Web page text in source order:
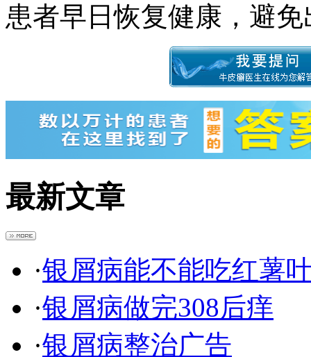
患者早日恢复健康，避
最新文章
·银屑病能不能吃红薯
·银屑病做完308后痒
·银屑病整治广告